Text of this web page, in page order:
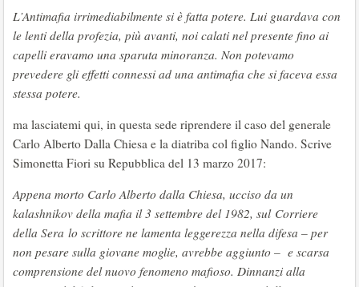
L’Antimafia irrimediabilmente si è fatta potere. Lui guardava con
le lenti della profezia, più avanti, noi calati nel presente fino ai
capelli eravamo una sparuta minoranza. Non potevamo
prevedere gli effetti connessi ad una antimafia che si faceva essa
stessa potere.
ma lasciatemi qui, in questa sede riprendere il caso del generale
Carlo Alberto Dalla Chiesa e la diatriba col figlio Nando. Scrive
Simonetta Fiori su Repubblica del 13 marzo 2017:
Appena morto Carlo Alberto dalla Chiesa, ucciso da un
kalashnikov della mafia il 3 settembre del 1982, sulCorriere
della Sera lo scrittore ne lamenta leggerezza nella difesa – per
non pesare sulla giovane moglie, avrebbe aggiunto – e scarsa
comprensione del nuovo fenomeno mafioso. Dinnanzi alla